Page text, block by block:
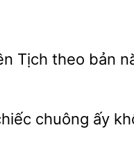
Tịch
bản
chuông